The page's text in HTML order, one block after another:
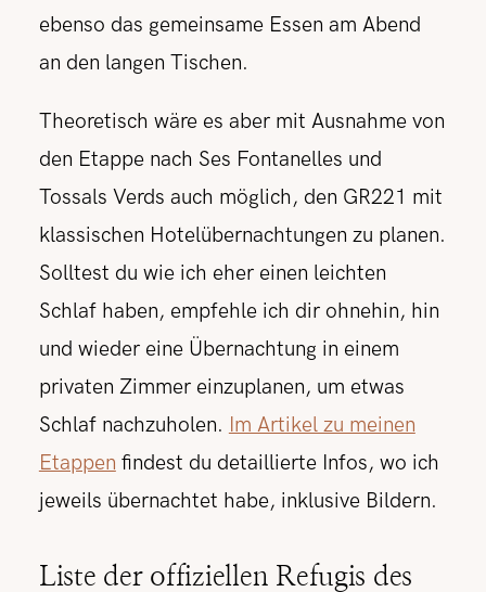
ebenso das gemeinsame Essen am Abend
an den langen Tischen.
Theoretisch wäre es aber mit Ausnahme von
den Etappe nach Ses Fontanelles und
Tossals Verds auch möglich, den GR221 mit
klassischen Hotelübernachtungen zu planen.
Solltest du wie ich eher einen leichten
Schlaf haben, empfehle ich dir ohnehin, hin
und wieder eine Übernachtung in einem
privaten Zimmer einzuplanen, um etwas
Schlaf nachzuholen. Im Artikel zu meinen
Etappen findest du detaillierte Infos, wo ich
jeweils übernachtet habe, inklusive Bildern.
Liste der offiziellen Refugis des